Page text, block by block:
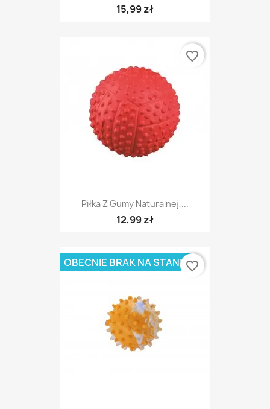
15,99 zł
Piłka Z Gumy Naturalnej,...
12,99 zł
favorite_border
OBECNIE BRAK NA STANIEfavorite_border